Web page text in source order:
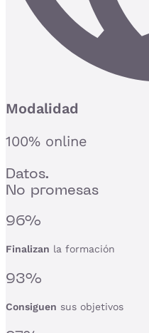
Modalidad
100% online
Datos.
No promesas
96%
Finalizan la formación
93%
Consiguen sus objetivos